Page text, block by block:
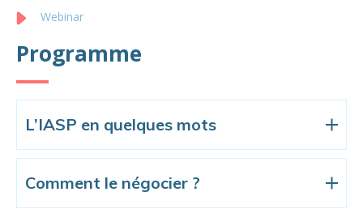
Webinar
Programme
L’IASP en quelques mots
Comment le négocier ?